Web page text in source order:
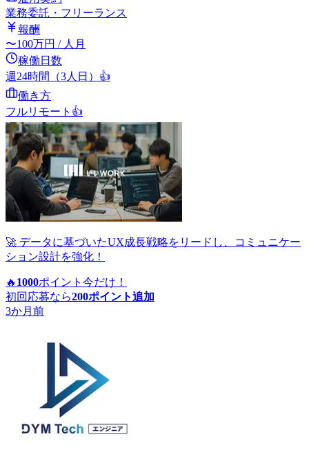
業務委託・フリーランス
報酬
〜100万円 / 人月
稼働日数
週24時間（3人日） 👍
働き方
フルリモート 👍
🚀 データに基づいたUX成長戦略をリードし、コミュニケー
ション設計を強化！
🔥 1000ポイント 今だけ！
初回応募なら200ポイント追加
3か月前